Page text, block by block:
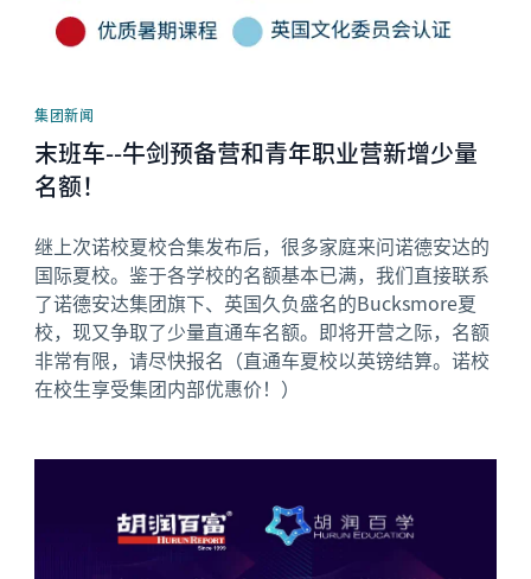
集团新闻
末班车--牛剑预备营和青年职业营新增少量
名额！
继上次诺校夏校合集发布后，很多家庭来问诺德安达的
国际夏校。鉴于各学校的名额基本已满，我们直接联系
了诺德安达集团旗下、英国久负盛名的Bucksmore夏
校，现又争取了少量直通车名额。即将开营之际，名额
非常有限，请尽快报名（直通车夏校以英镑结算。诺校
在校生享受集团内部优惠价！）